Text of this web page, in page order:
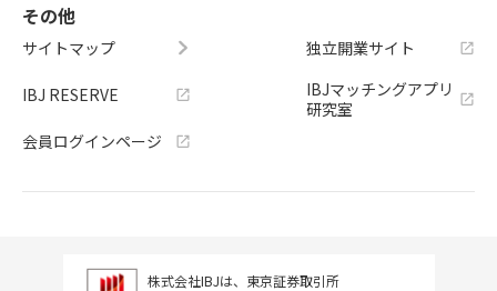
その他
サイトマップ
IBJ RESERVE
会員ログインページ
独立開業サイト
IBJマッチングアプリ
研究室
株式会社IBJは、東京証券取引所